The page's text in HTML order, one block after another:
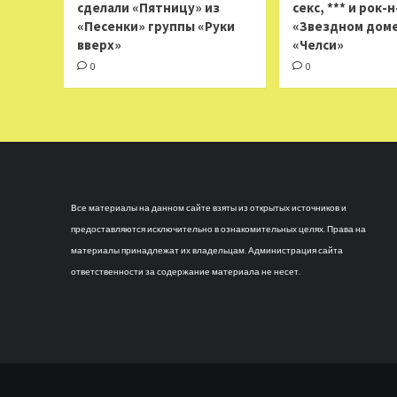
сделали «Пятницу» из
«Песенки» группы «Руки
вверх»
0
секс, *** и рок-
«Звездном
«Челси»
0
Все материалы на данном сайте взяты из открытых источников и
предоставляются исключительно в ознакомительных целях. Права на
материалы принадлежат их владельцам. Администрация сайта
ответственности за содержание материала не несет.